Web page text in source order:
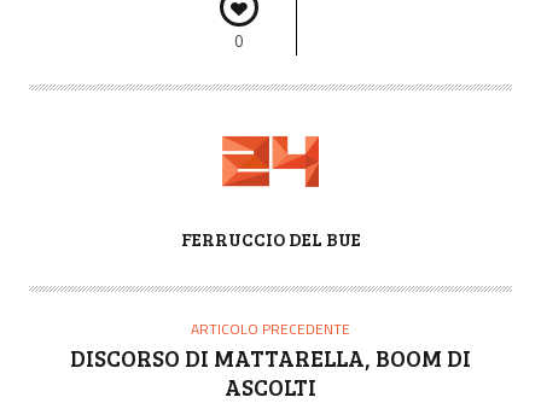
0
T
FERRUCCIO DEL BUE
ARTICOLO PRECEDENTE
DISCORSO DI MATTARELLA, BOOM DI
ASCOLTI